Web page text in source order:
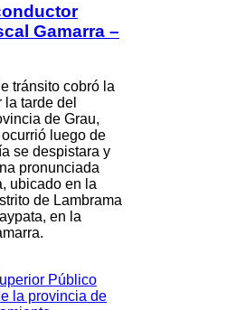
Gamarra –
tránsito cobró la
tarde del
de Grau,
luego de
se despistara y
pronunciada
ubicado en la
de Lambrama
en la